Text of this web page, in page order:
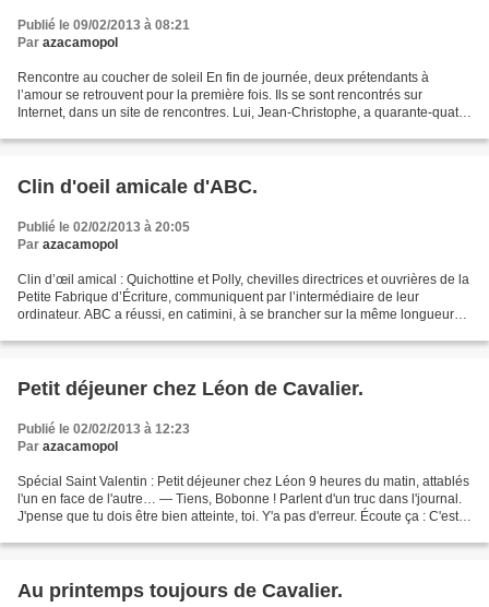
Publié le 09/02/2013 à 08:21
Par azacamopol
Rencontre au coucher de soleil En fin de journée, deux prétendants à
l’amour se retrouvent pour la première fois. Ils se sont rencontrés sur
Internet, dans un site de rencontres. Lui, Jean-Christophe, a quarante-quatre
Clin d'oeil amicale d'ABC.
Publié le 02/02/2013 à 20:05
Par azacamopol
Clin d’œil amical : Quichottine et Polly, chevilles directrices et ouvrières de la
Petite Fabrique d’Écriture, communiquent par l’intermédiaire de leur
ordinateur. ABC a réussi, en catimini, à se brancher sur la même longueur
Petit déjeuner chez Léon de Cavalier.
Publié le 02/02/2013 à 12:23
Par azacamopol
Spécial Saint Valentin : Petit déjeuner chez Léon 9 heures du matin, attablés
l'un en face de l'autre… — Tiens, Bobonne ! Parlent d'un truc dans l'journal.
J'pense que tu dois être bien atteinte, toi. Y'a pas d'erreur. Écoute ça : C'est
Au printemps toujours de Cavalier.